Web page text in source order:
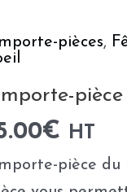
pièces,
€ HT
pièce